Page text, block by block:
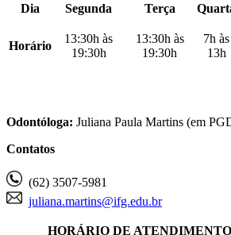
Dia
Segunda Terça
Horário
13:30h às
19:30h
13:30h às
19:30h
7h às
13h
Odontóloga: Juliana Paula Martins (em
Contatos
(62) 3507-5981
juliana.martins@ifg.edu.br
HORÁRIO DE ATENDIMENTO